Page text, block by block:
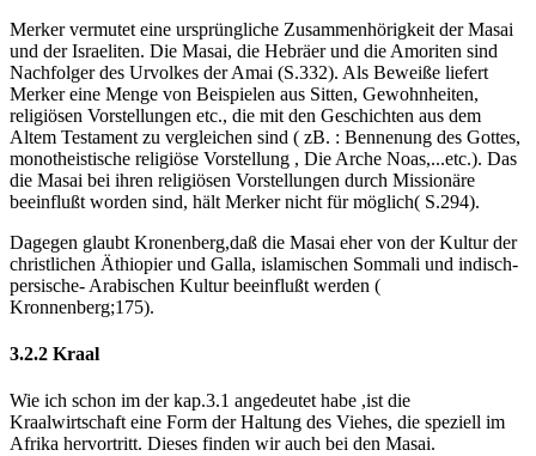
Merker vermutet eine ursprüngliche Zusammenhörigkeit der Masai
und der Israeliten. Die Masai, die Hebräer und die Amoriten sind
Nachfolger des Urvolkes der Amai (S.332). Als Beweiße liefert
Merker eine Menge von Beispielen aus Sitten, Gewohnheiten,
religiösen Vorstellungen etc., die mit den Geschichten aus dem
Altem Testament zu vergleichen sind ( zB. : Bennenung des Gottes,
monotheistische religiöse Vorstellung , Die Arche Noas,...etc.). Das
die Masai bei ihren religiösen Vorstellungen durch Missionäre
beeinflußt worden sind, hält Merker nicht für möglich( S.294).
Dagegen glaubt Kronenberg,daß die Masai eher von der Kultur der
christlichen Äthiopier und Galla, islamischen Sommali und indisch-
persische- Arabischen Kultur beeinflußt werden (
Kronnenberg;175).
3.2.2 Kraal
Wie ich schon im der kap.3.1 angedeutet habe ,ist die
Kraalwirtschaft eine Form der Haltung des Viehes, die speziell im
Afrika hervortritt. Dieses finden wir auch bei den Masai.